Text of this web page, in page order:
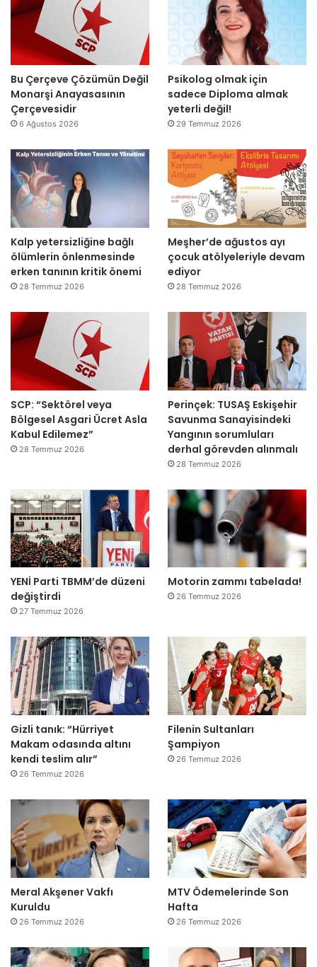
i
”
l
a
s
o
n
r
a
y
n
i
d
n
a
ç
ı
l
d
Bu Çerçeve Çözümün Değil
Monarşi Anayasasının
Çerçevesidir
6 Ağustos 2026
Psikolog olmak için
sadece Diploma almak
yeterli değil!
29 Temmuz 2026
Kalp yetersizliğine bağlı
ölümlerin önlenmesinde
erken tanının kritik önemi
28 Temmuz 2026
Meşher’de ağustos ayı
çocuk atölyeleriyle devam
ediyor
28 Temmuz 2026
SCP: “Sektörel veya
Bölgesel Asgari Ücret Asla
Kabul Edilemez”
28 Temmuz 2026
Perinçek: TUSAŞ Eskişehir
Savunma Sanayisindeki
Yangının sorumluları
derhal görevden alınmalı
28 Temmuz 2026
YENİ Parti TBMM’de düzeni
değiştirdi
27 Temmuz 2026
Motorin zammı tabelada!
26 Temmuz 2026
Gizli tanık: “Hürriyet
Makam odasında altını
kendi teslim alır”
26 Temmuz 2026
Filenin Sultanları
Şampiyon
26 Temmuz 2026
Meral Akşener Vakfı
Kuruldu
26 Temmuz 2026
MTV Ödemelerinde Son
Hafta
26 Temmuz 2026